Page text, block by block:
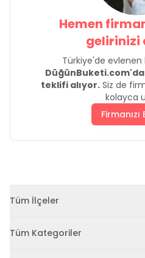
Hemen
gelirinizi
Türkiye'de evlenen
teklifi alıyor. Siz de
kolayca
Firmanızı
Tüm İlçeler
Tüm Kategoriler